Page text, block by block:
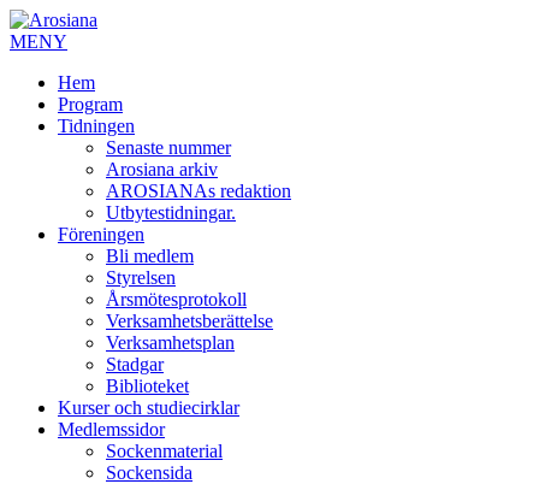
MENY
Hem
Program
Tidningen
Senaste nummer
Arosiana arkiv
AROSIANAs redaktion
Utbytestidningar.
Föreningen
Bli medlem
Styrelsen
Årsmötesprotokoll
Verksamhetsberättelse
Verksamhetsplan
Stadgar
Biblioteket
Kurser och studiecirklar
Medlemssidor
Sockenmaterial
Sockensida